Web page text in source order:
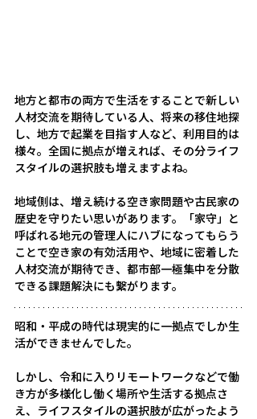
地方と都市の両方で生活をすることで新しい
人材交流を期待している人、将来の移住地探
し、地方で起業を目指す人など、利用目的は
様々。全国に拠点が増えれば、その分ライフ
スタイルの選択肢も増えますよね。
地域側は、増え続ける空き家問題や古民家の
歴史を守りたい思いがあります。「家守」と
呼ばれる地元の管理人にハブになってもらう
ことで空き家の有効活用や、地域に密着した
人材交流が期待でき、都市部一極集中を分散
できる課題解決にも繋がります。
昭和・平成の時代は現実的に一拠点でしか生
活ができませんでした。
しかし、令和に入りリモートワークなどで働
き方が多様化し働く場所や生活する拠点さ
え、ライフスタイルの選択肢が広がったよう